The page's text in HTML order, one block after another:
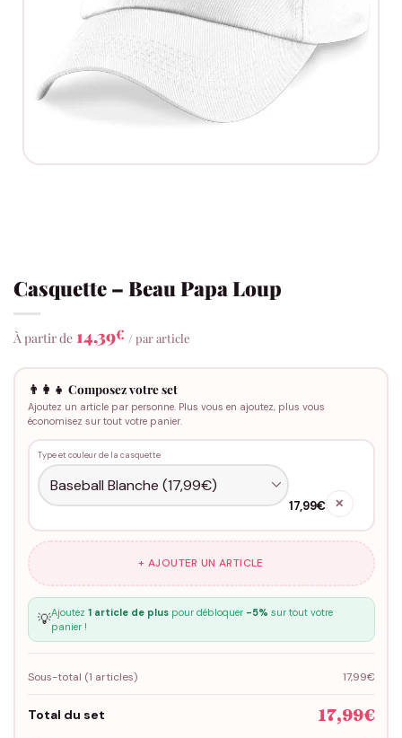
Casquette – Beau Papa Loup
À partir de 14,39€ / par article
👨‍👩‍👧 Composez votre set
Ajoutez un article par personne. Plus vous en ajoutez, plus vous
économisez sur tout votre panier.
Type et couleur de la casquette
17,99€ ✕
+ AJOUTER UN ARTICLE
💡Ajoutez 1 article de pluspour débloquer -5% sur tout votre
panier !
Sous-total (1 articles) 17,99€
Total du set 17,99€